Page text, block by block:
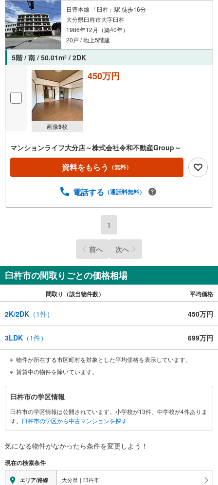
日豊本線 「臼杵」駅 徒歩16分
大分県臼杵市大字臼杵
1986年12月（築40年）
20戸 / 地上5階建
5階 / 南 / 50.01m2 / 2DK
画像9枚
450万円
マンションライフ大分店～株式会社令和不動産Group～
資料をもらう （無料）
電話する （通話料無料）
1
前へ 次へ
臼杵市の間取りごとの価格相場
間取り（該当物件数） 平均価格
2K/2DK （1件） 450万円
3LDK （1件） 699万円
物件が所在する市区町村を対象とした平均価格を表示しています。
賃貸中の物件を除いています。
臼
杵
市
に
す
情
報
臼杵市の学区情報
臼杵市の学区情報は公開されています。小学校が13件、中学校が4件ありま
す。 臼杵市の学区から中古マンションを探す
気になる物件がなかったら条件を変更しよう！
現在の検索条件
エリア/路線 大分県｜臼杵市